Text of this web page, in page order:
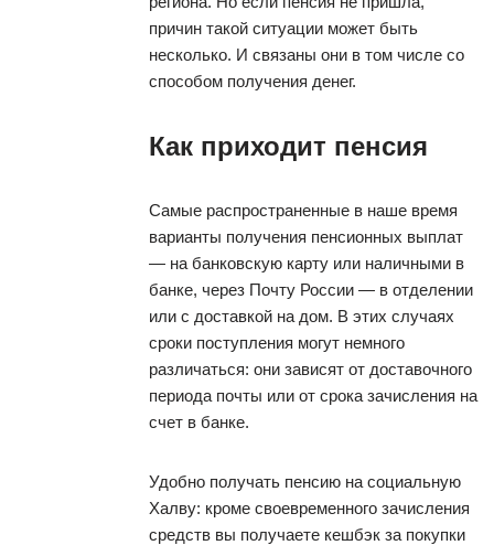
причин такой ситуации может быть
несколько. И связаны они в том числе со
способом получения денег.
Как приходит пенсия
Самые распространенные в наше время
варианты получения пенсионных выплат
— на банковскую карту или наличными в
банке, через Почту России — в отделении
или с доставкой на дом. В этих случаях
сроки поступления могут немного
различаться: они зависят от доставочного
периода почты или от срока зачисления на
счет в банке.
Удобно получать пенсию на социальную
Халву: кроме своевременного зачисления
средств вы получаете кешбэк за покупки